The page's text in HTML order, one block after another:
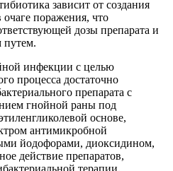
зависит от создания
поражения, что
дозы препарата и
путем.
инфекции с целью
процесса достаточно
препарата с
гнойной раны под
основе,
антимикробной
йодофорами, диоксидином,
действие препаратов,